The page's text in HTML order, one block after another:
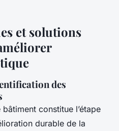
et solutions
des
constitue l’étape
durable de la